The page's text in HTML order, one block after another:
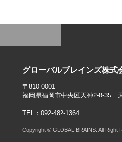
グローバルブレインズ株式
〒810-0001
福岡県福岡市中央区天神2-8-35
TEL：092-482-1364
Copyright © GLOBAL BRAINS. All Right